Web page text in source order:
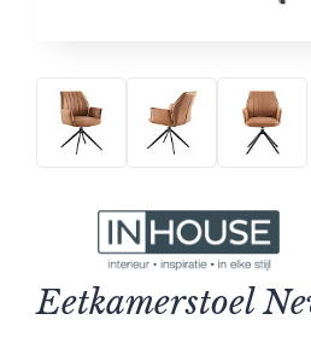
Eetkamerstoel